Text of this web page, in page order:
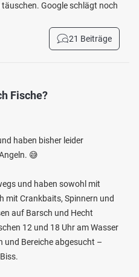
Google schlägt noch
21 Beiträge
Fische?
haben bisher leider
😅
und haben sowohl mit
mit Crankbaits, Spinnern und
auf Barsch und Hecht
12 und 18 Uhr am Wasser
und Bereiche abgesucht –